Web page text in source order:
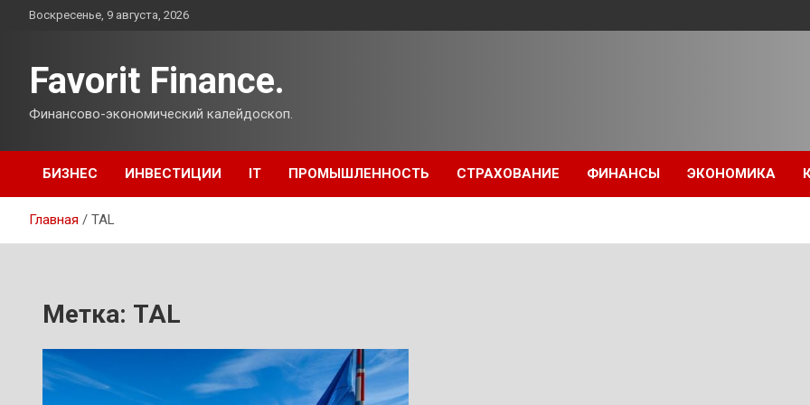
ПерейтиВоскресенье, 9 августа, 2026
Favorit Finance.
Финансово-экономический калейдоскоп.
БИЗНЕС ИНВЕСТИЦИИ IT ПРОМЫШЛЕННОСТЬ СТРАХОВАНИЕ ФИНАНСЫ ЭКОНОМИКА
Главная TAL
Метка: TAL